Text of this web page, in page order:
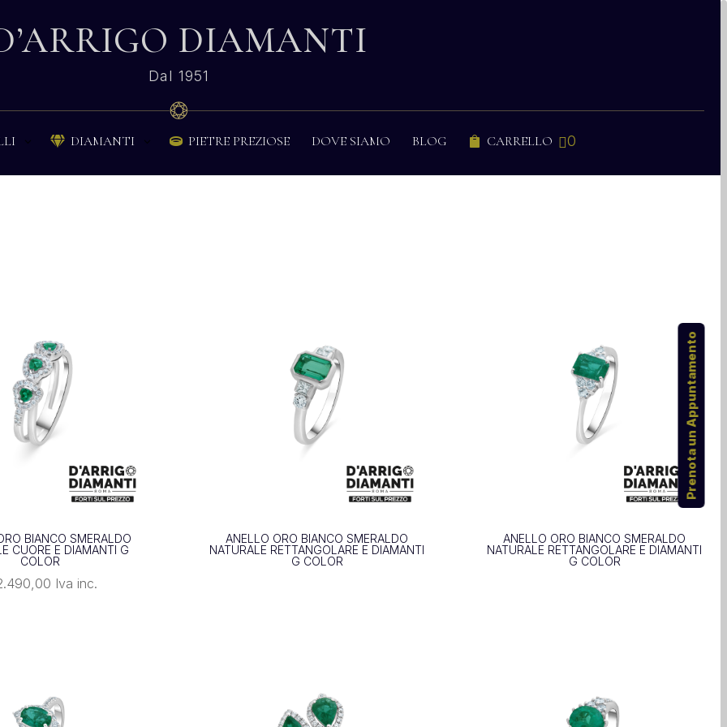
DIAMANTI
Dal 1951
 DIAMANTI  PIETRE PREZIOSE DOVE SIAMO BLOG  CARRELLO 0
BIANCO SMERALDO
CUORE E DIAMANTI G
COLOR
Iva inc.
ANELLO ORO BIANCO SMERALDO
NATURALE RETTANGOLARE E DIAMANTI
G COLOR
ANELLO ORO BIANCO SMERALDO
NATURALE RETTANGOLARE E DIAMANTI
G COLOR
Prenota un Appuntamento